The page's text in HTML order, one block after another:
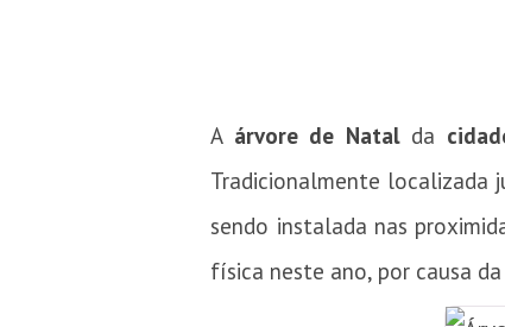
A árvore de Natal da
Tradicionalmente localizada
sendo instalada nas
física neste ano, por causa da